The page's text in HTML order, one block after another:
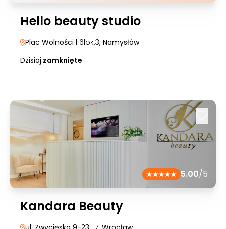
Hello beauty studio
Plac Wolności | 6lok.3, Namysłów
Dzisiaj:zamknięte
5.00/5
Kandara Beauty